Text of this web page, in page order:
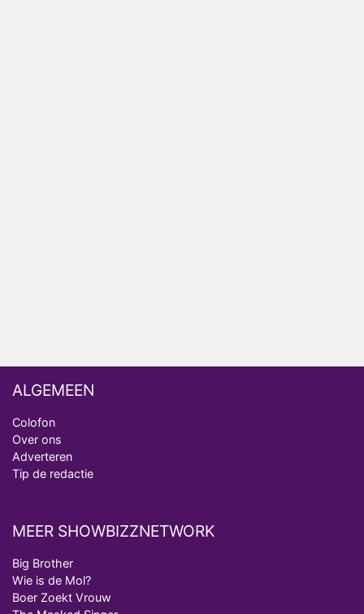
ALGEMEEN
Colofon
Over ons
Adverteren
Tip de redactie
MEER SHOWBIZZNETWORK
Big Brother
Wie is de Mol?
Boer Zoekt Vrouw